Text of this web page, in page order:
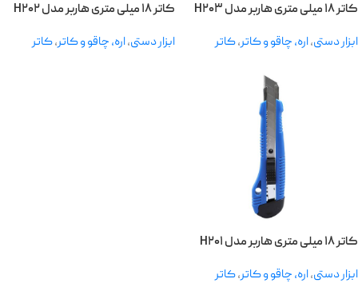
کاتر ۱۸ میلی متری هاربر مدل H۲۰۳
ابزار دستی,اره، چاقو و کاتر,کاتر
کاتر ۱۸ میلی متری هاربر مدل H۲۰۲
ابزار دستی,اره، چاقو و کاتر,کاتر
کاتر ۱۸ میلی متری هاربر مدل H۲۰۱
ابزار دستی,اره، چاقو و کاتر,کاتر